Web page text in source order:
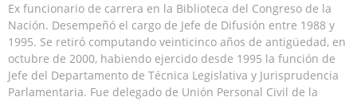
Ex funcionario de carrera en la Biblioteca del Congreso de la
Nación. Desempeñó el cargo de Jefe de Difusión entre 1988 y
1995. Se retiró computando veinticinco años de antigüedad, en
octubre de 2000, habiendo ejercido desde 1995 la función de
Jefe del Departamento de Técnica Legislativa y Jurisprudencia
Parlamentaria. Fue delegado de Unión Personal Civil de la